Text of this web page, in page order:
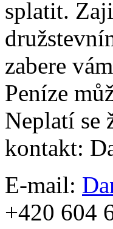
splatit.
zabere
Peníze
Neplatí se
kontakt:
E-mail:
+420 604